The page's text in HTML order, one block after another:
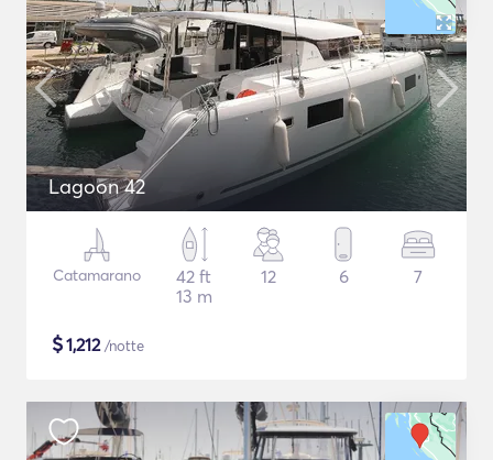
Lagoon 42
Catamarano
42 ft
13 m
12 6 7
$1,212/notte